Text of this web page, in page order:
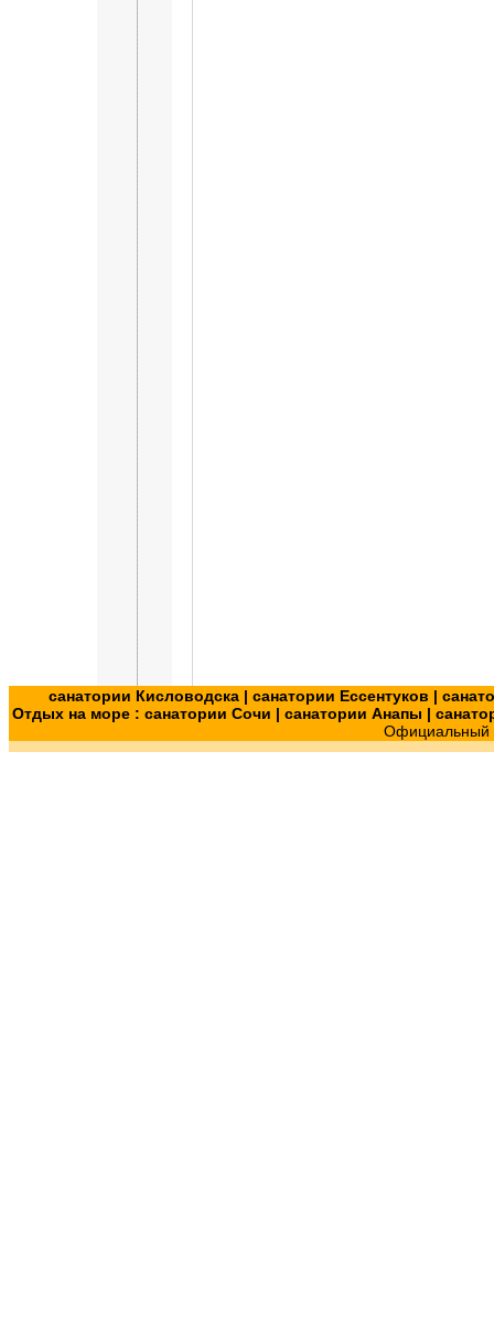
санатории Кисловодска| санатории Ессентуков |
Отдых на море : санатории Сочи | санатории Анапы |
Официальный